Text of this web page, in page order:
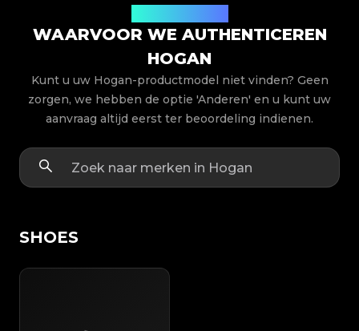
WAARVOOR WE AUTHENTICEREN
HOGAN
Kunt u uw Hogan-productmodel niet vinden? Geen
zorgen, we hebben de optie 'Anderen' en u kunt uw
aanvraag altijd eerst ter beoordeling indienen.
SHOES